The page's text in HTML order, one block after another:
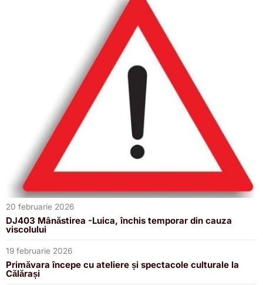
20 februarie 2026
DJ403 Mânăstirea -Luica, închis temporar din cauza
viscolului
19 februarie 2026
Primăvara începe cu ateliere și spectacole culturale la
Călărași